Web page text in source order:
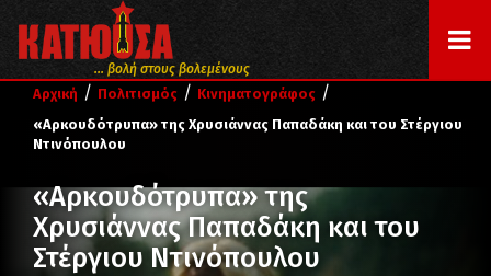
... βολή στους βολεμένους
Αρχική / Πολιτισμός / Κινηματογράφος /
«Αρκουδότρυπα» της Χρυσιάννας Παπαδάκη και του Στέργιου
Ντινόπουλου
«Αρκουδότρυπα» της
Χρυσιάννας Παπαδάκη και του
Στέργιου Ντινόπουλου